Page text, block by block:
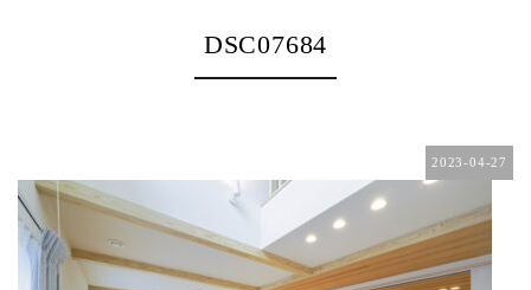
DSC07684
2023-04-27